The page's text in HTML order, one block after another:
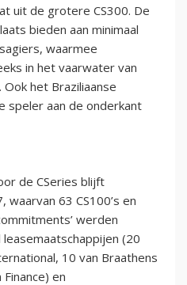
uit de grotere CS300. De
bieden aan minimaal
waarmee
in het vaarwater van
het Braziliaanse
speler aan de onderkant
de CSeries blijft
63 CS100’s en
werden
(20
10 van Braathens
en